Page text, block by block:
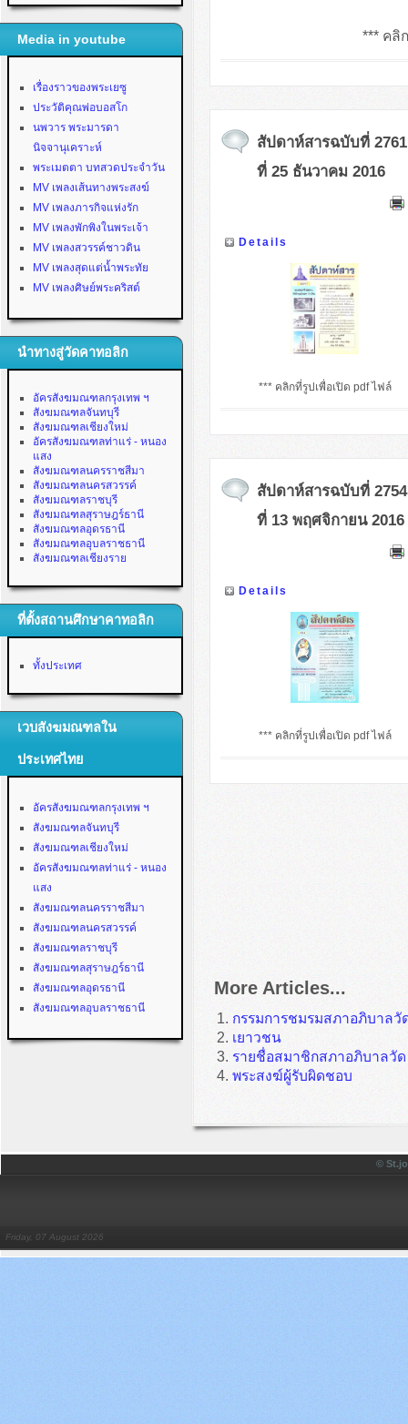
Media in youtube
เรื่องราวของพระเยซู
ประวัติคุณพ่อบอสโก
นพวาร พระมารดา
นิจจานุเคราะห์
พระเมตตา บทสวดประจำวัน
MV เพลงเส้นทางพระสงฆ์
MV เพลงภารกิจแห่งรัก
MV เพลงพักพิงในพระเจ้า
MV เพลงสวรรค์ชาวดิน
MV เพลงสุดแต่น้ำพระทัย
MV เพลงศิษย์พระคริสต์
นำทางสู่วัดคาทอลิก
อัครสังฆมณฑลกรุงเทพ ฯ
สังฆมณฑลจันทบุรี
สังฆมณฑลเชียงใหม่
อัครสังฆมณฑลท่าแร่ - หนอง
แสง
สังฆมณฑลนครราชสีมา
สังฆมณฑลนครสวรรค์
สังฆมณฑลราชบุรี
สังฆมณฑลสุราษฎร์ธานี
สังฆมณฑลอุดรธานี
สังฆมณฑลอุบลราชธานี
สังฆมณฑลเชียงราย
ที่ตั้งสถานศึกษาคาทอลิก
ทั้งประเทศ
เวบสังฆมณฑลใน
ประเทศไทย
อัครสังฆมณฑลกรุงเทพ ฯ
สังฆมณฑลจันทบุรี
สังฆมณฑลเชียงใหม่
อัครสังฆมณฑลท่าแร่ - หนอง
แสง
สังฆมณฑลนครราชสีมา
สังฆมณฑลนครสวรรค์
สังฆมณฑลราชบุรี
สังฆมณฑลสุราษฎร์ธานี
สังฆมณฑลอุดรธานี
สังฆมณฑลอุบลราชธานี
*** คลิ
สัปดาห์สารฉบับที่
ที่ 25 ธันวาคม 2016
Details
*** คลิกที่รูปเพื่อเปิด pdf ไฟล์
สัปดาห์สารฉบับที่
ที่ 13 พฤศจิกายน 2016
Details
*** คลิกที่รูปเพื่อเปิด pdf ไฟล์
More Articles...
กรรมการชมรมสภาอภิบาล
เยาวชน
รายชื่อสมาชิกสภาอภิบาลวัด
พระสงฆ์ผู้รับผิดชอบ
©
Friday, 07 August 2026